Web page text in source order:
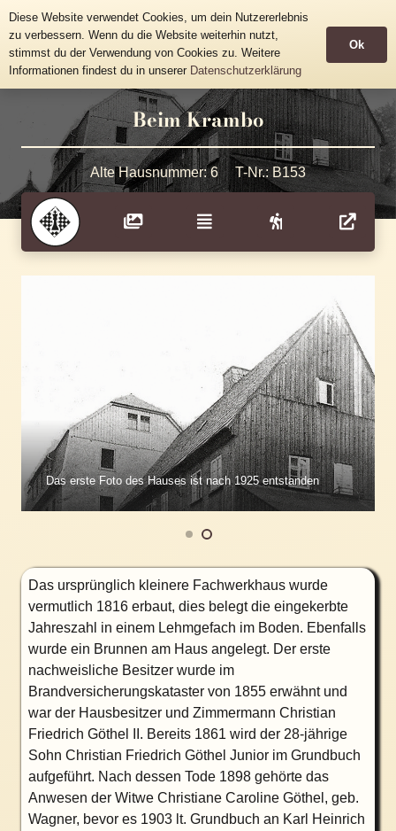
Historische Häusertafeln
Gemeinde Grünhainichen
Beim Krambo
Alte Hausnummer:6 T-Nr.: B153
Das erste Foto des Hauses ist nach 1925 entstanden
Das ursprünglich kleinere Fachwerkhaus wurde
vermutlich 1816 erbaut, dies belegt die eingekerbte
Jahreszahl in einem Lehmgefach im Boden. Ebenfalls
wurde ein Brunnen am Haus angelegt. Der erste
nachweisliche Besitzer wurde im
Brandversicherungskataster von 1855 erwähnt und
war der Hausbesitzer und Zimmermann Christian
Friedrich Göthel II. Bereits 1861 wird der 28-jährige
Sohn Christian Friedrich Göthel Junior im Grundbuch
aufgeführt. Nach dessen Tode 1898 gehörte das
Anwesen der Witwe Christiane Caroline Göthel, geb.
Wagner, bevor es 1903 lt. Grundbuch an Karl Heinrich
Diese Website verwendet Cookies, um dein Nutzererlebnis
zu verbessern. Wenn du die Website weiterhin nutzt,
stimmst du der Verwendung von Cookies zu. Weitere
Informationen findest du in unserer Datenschutzerklärung
Ok